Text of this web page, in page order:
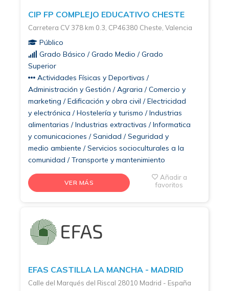
CIP FP COMPLEJO EDUCATIVO CHESTE
Carretera CV 378 km 0.3, CP46380 Cheste, Valencia
Público
Grado Básico / Grado Medio / Grado
Superior
Actividades Físicas y Deportivas /
Administración y Gestión / Agraria / Comercio y
marketing / Edificación y obra civil / Electricidad
y electrónica / Hostelería y turismo / Industrias
alimentarias / Industrias extractivas / Informatica
y comunicaciones / Sanidad / Seguridad y
medio ambiente / Servicios socioculturales a la
comunidad / Transporte y mantenimiento
VER MÁS
Añadir a
favoritos
EFAS CASTILLA LA MANCHA - MADRID
Calle del Marqués del Riscal 28010 Madrid - España